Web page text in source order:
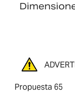
Propuesta 65